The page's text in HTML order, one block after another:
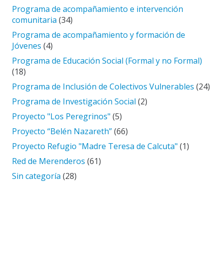
Programa de acompañamiento e intervención
comunitaria (34)
Programa de acompañamiento y formación de
Jóvenes (4)
Programa de Educación Social (Formal y no Formal)
(18)
Programa de Inclusión de Colectivos Vulnerables (24)
Programa de Investigación Social (2)
Proyecto "Los Peregrinos" (5)
Proyecto “Belén Nazareth”(66)
Proyecto Refugio "Madre Teresa de Calcuta" (1)
Red de Merenderos (61)
Sin categoría (28)